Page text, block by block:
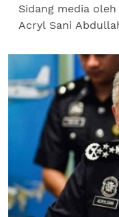
Sidang media
Acryl Sani
tragedi tanah...